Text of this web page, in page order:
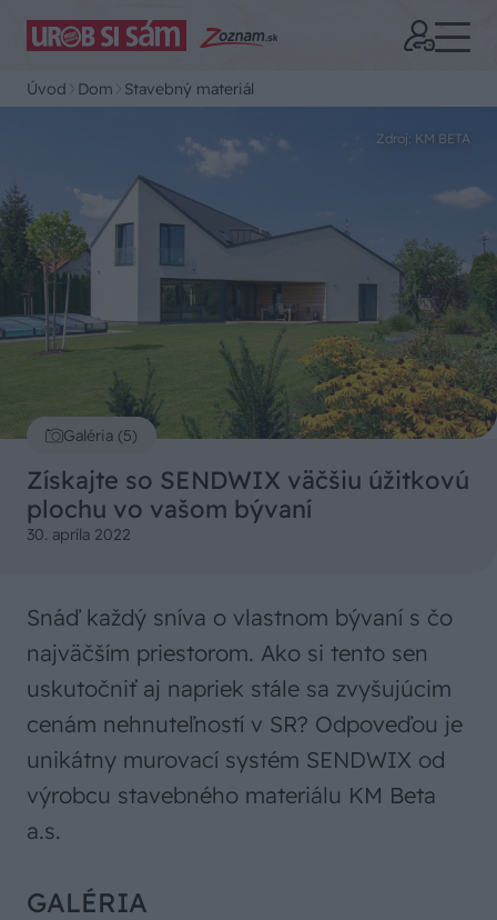
Úvod Dom Stavebný materiál
Galéria (5)
Zdroj: KM BETA
Získajte so SENDWIX väčšiu úžitkovú
plochu vo vašom bývaní
30. apríla 2022
Snáď každý sníva o vlastnom bývaní s čo
najväčším priestorom. Ako si tento sen
uskutočniť aj napriek stále sa zvyšujúcim
cenám nehnuteľností v SR? Odpoveďou je
unikátny murovací systém SENDWIX od
výrobcu stavebného materiálu KM Beta
a.s.
GALÉRIA